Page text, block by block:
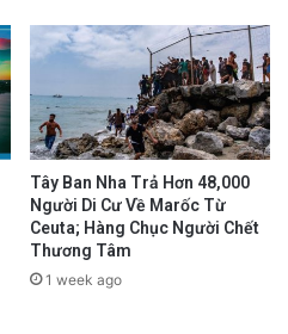
Tây Ban Nha Trả Hơn 48,000
Người Di Cư Về Marốc Từ
Ceuta; Hàng Chục Người Chết
Thương Tâm
1 week ago